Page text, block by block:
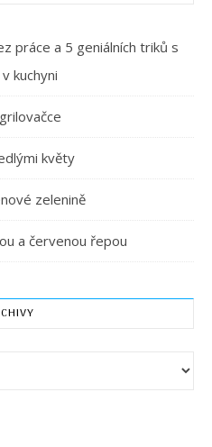
práce a 5 geniálních triků s
kuchyni
květy
zelenině
a červenou řepou